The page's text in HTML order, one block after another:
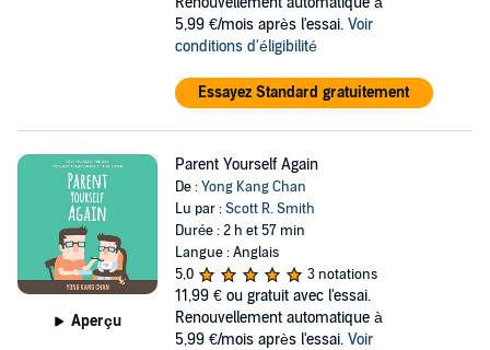
5,99 €/mois après l'essai. Voir
conditions d'éligibilité
Essayez Standard gratuitement
Aperçu
Parent Yourself Again
De :Yong Kang Chan
Lu par :Scott R. Smith
Durée : 2 h et 57 min
Langue : Anglais
5,0
3 notations
11,99 € ou gratuit avec l'essai.
Renouvellement automatique à
5,99 €/mois après l'essai. Voir